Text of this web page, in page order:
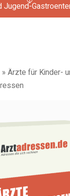
Jugend-
» Ärzte für Kinder-